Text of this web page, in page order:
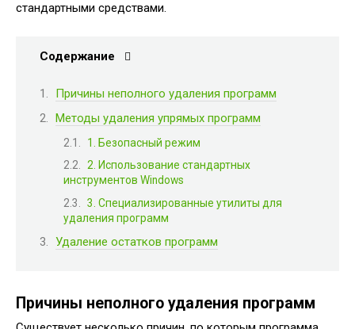
стандартными средствами.
Содержание
Причины неполного удаления программ
Методы удаления упрямых программ
1. Безопасный режим
2. Использование стандартных
инструментов Windows
3. Специализированные утилиты для
удаления программ
Удаление остатков программ
Причины неполного удаления программ